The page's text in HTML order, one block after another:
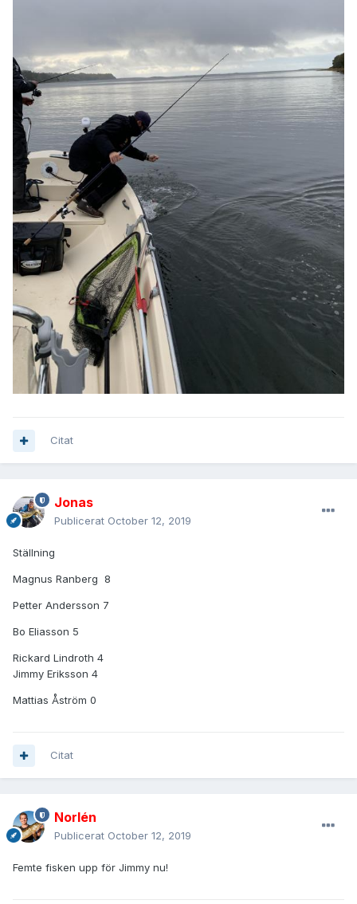
Citat
Jonas
Publicerat October 12, 2019
Ställning
Magnus Ranberg 8
Petter Andersson 7
Bo Eliasson 5
Rickard Lindroth 4
Jimmy Eriksson 4
Mattias Åström 0
Citat
Norlén
Publicerat October 12, 2019
Femte fisken upp för Jimmy nu!